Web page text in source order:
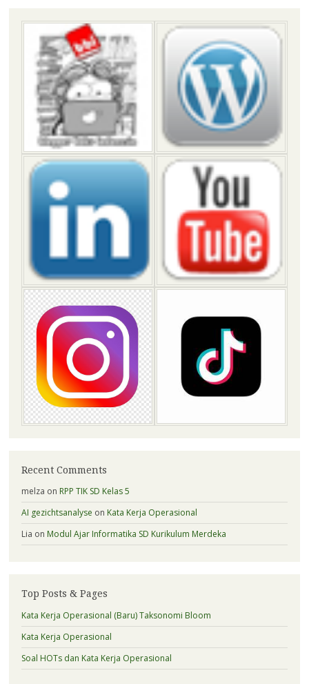
Recent Comments
melza on RPP TIK SD Kelas 5
AI gezichtsanalyse on Kata Kerja Operasional
Lia on Modul Ajar Informatika SD Kurikulum Merdeka
Top Posts & Pages
Kata Kerja Operasional (Baru) Taksonomi Bloom
Kata Kerja Operasional
Soal HOTs dan Kata Kerja Operasional